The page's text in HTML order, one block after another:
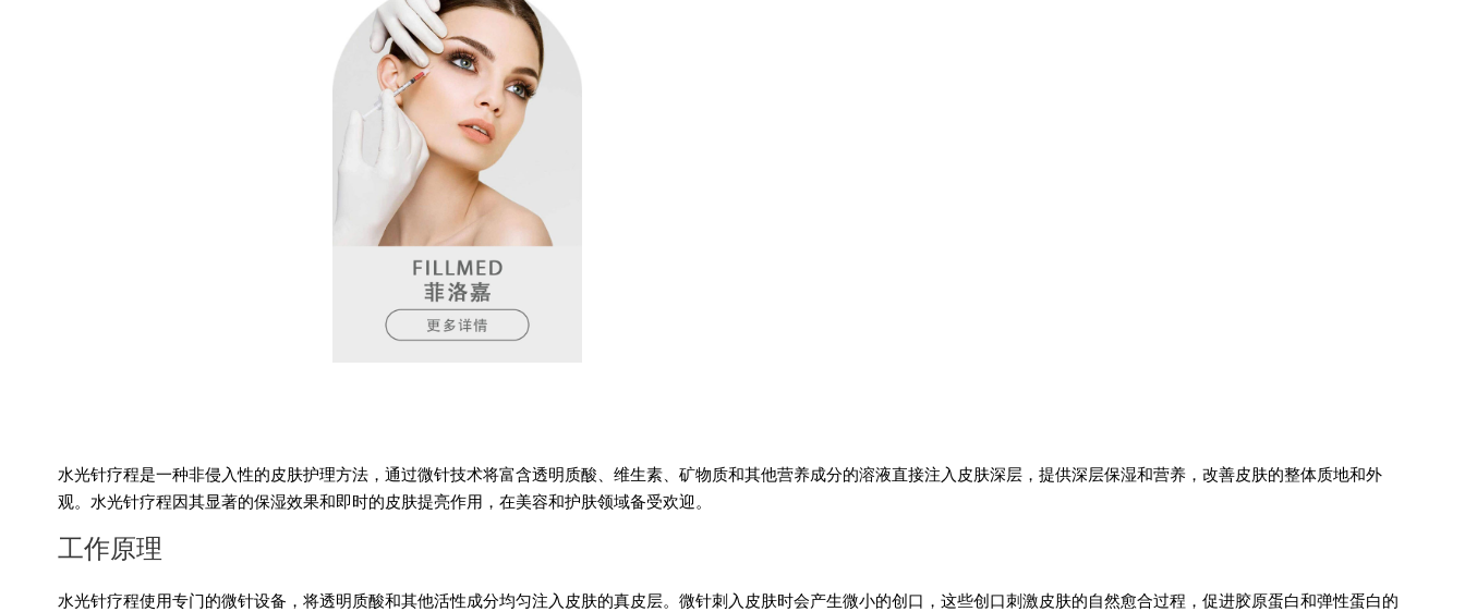
水光针疗程是一种非侵入性的皮肤护理方法，通过微针技术将富含透明质酸、维生素、矿物质和其他营养成分的溶液直接注入皮肤深层，提供深层保湿和营养，改善皮肤的整体质地和外
观。水光针疗程因其显著的保湿效果和即时的皮肤提亮作用，在美容和护肤领域备受欢迎。
工作原理
水光针疗程使用专门的微针设备，将透明质酸和其他活性成分均匀注入皮肤的真皮层。微针刺入皮肤时会产生微小的创口，这些创口刺激皮肤的自然愈合过程，促进胶原蛋白和弹性蛋白的